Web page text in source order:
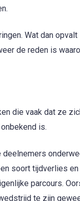
Wat dan
de reden is
die vaak dat ze
is.
soort tijdverlies
parcours.
te zijn